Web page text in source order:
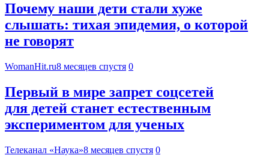
Почему наши дети стали хуже
слышать: тихая эпидемия, о которой
не говорят
WomanHit.ru8 месяцев спустя 0
Первый в мире запрет соцсетей
для детей станет естественным
экспериментом для ученых
Телеканал «Наука»8 месяцев спустя 0